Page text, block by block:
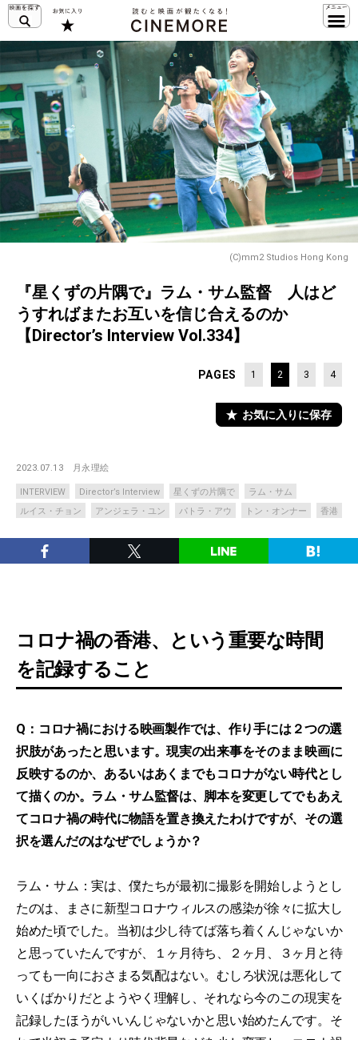
(C)mm2 Studios Hong Kong
『星くずの片隅で』ラム・サム監督 人はど
うすればまたお互いを信じ合えるのか
【Director’s Interview Vol.334】
PAGES 1 2 3 4
お気に入りに保存
2023.07.13 月永理絵
INTERVIEW Director’s Interview 星くずの片隅で
ラム・サム
ルイス・チョン
アンジェラ・ユン パトラ・アウ トン・オンナー 香港
コロナ禍の香港、という重要な時間
を記録すること
Q：コロナ禍における映画製作では、作り手には２つの選
択肢があったと思います。現実の出来事をそのまま映画に
反映するのか、あるいはあくまでもコロナがない時代とし
て描くのか。ラム・サム監督は、脚本を変更してでもあえ
てコロナ禍の時代に物語を置き換えたわけですが、その選
択を選んだのはなぜでしょうか？
ラム・サム：実は、僕たちが最初に撮影を開始しようとし
たのは、まさに新型コロナウィルスの感染が徐々に拡大し
始めた頃でした。当初は少し待てば落ち着くんじゃないか
と思っていたんですが、１ヶ月待ち、２ヶ月、３ヶ月と待
っても一向におさまる気配はない。むしろ状況は悪化して
いくばかりだとようやく理解し、それなら今のこの現実を
記録したほうがいいんじゃないかと思い始めたんです。そ